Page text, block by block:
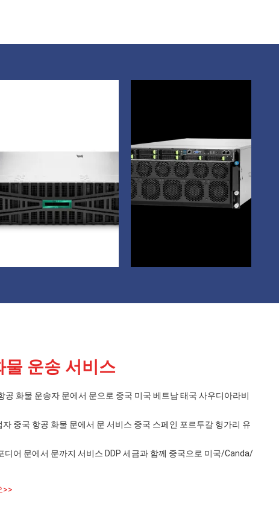
물 운송 서비스
공 화물 운송자 문에서 문으로 중국 미국 베트남 태국 사우디아라비
중국 항공 화물 문에서 문 서비스 중국 스페인 포르투갈 헝가리 유
디어 문에서 문까지 서비스 DDP 세금과 함께 중국으로 미국/Canda/
>>